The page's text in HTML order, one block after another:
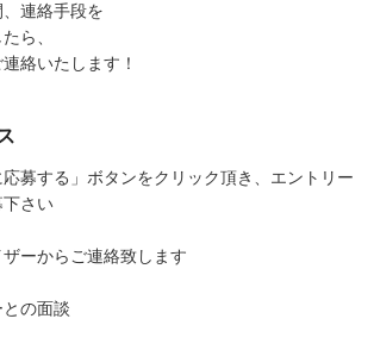
連絡手段を
ら、
絡いたします！
応募する」ボタンをクリック頂き、エントリー
下さい
ザーからご連絡致します
との面談